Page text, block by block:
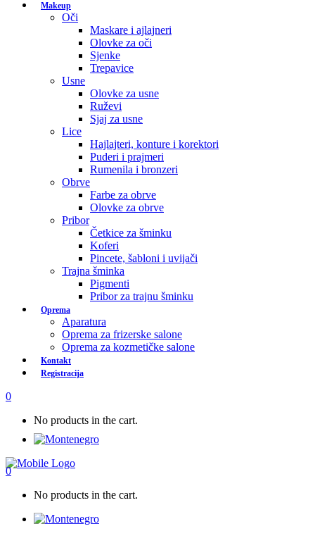
Makeup
Oči
Maskare i ajlajneri
Olovke za oči
Sjenke
Trepavice
Usne
Olovke za usne
Ruževi
Sjaj za usne
Lice
Hajlajteri, konture i korektori
Puderi i prajmeri
Rumenila i bronzeri
Obrve
Farbe za obrve
Olovke za obrve
Pribor
Četkice za šminku
Koferi
Pincete, šabloni i uvijači
Trajna šminka
Pigmenti
Pribor za trajnu šminku
Oprema
Aparatura
Oprema za frizerske salone
Oprema za kozmetičke salone
Kontakt
Registracija
0
No products in the cart.
0
No products in the cart.